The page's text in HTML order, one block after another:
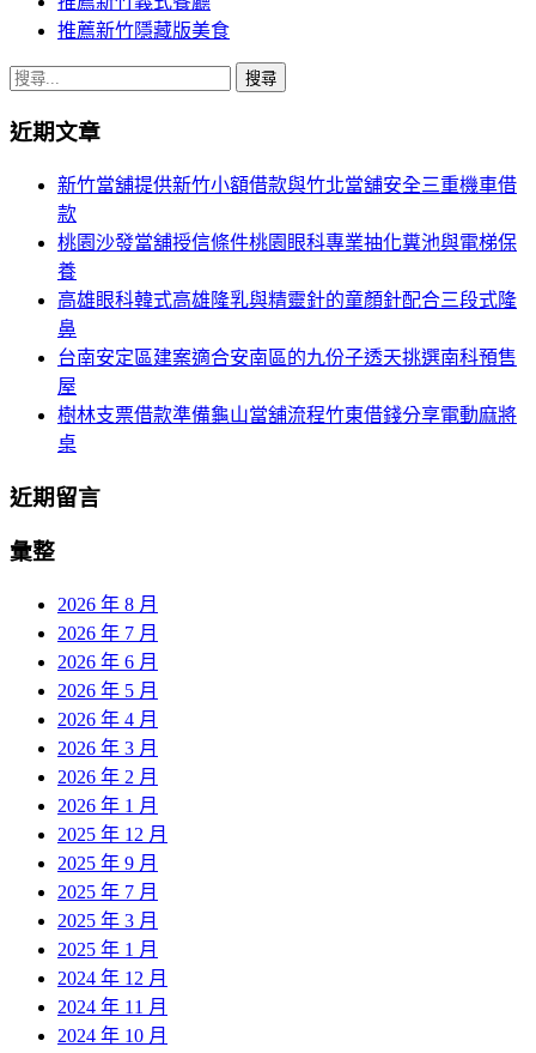
推薦新竹隱藏版美食
搜
關
近期文章
新竹當舖提供新竹小額借款與竹北當舖安全三重機車借
款
桃園沙發當舖授信條件桃園眼科專業抽化糞池與電梯保
養
高雄眼科韓式高雄隆乳與精靈針的童顏針配合三段式隆
鼻
台南安定區建案適合安南區的九份子透天挑選南科預售
屋
樹林支票借款準備龜山當舖流程竹東借錢分享電動麻將
桌
近期留言
彙整
2026 年 8 月
2026 年 7 月
2026 年 6 月
2026 年 5 月
2026 年 4 月
2026 年 3 月
2026 年 2 月
2026 年 1 月
2025 年 12 月
2025 年 9 月
2025 年 7 月
2025 年 3 月
2025 年 1 月
2024 年 12 月
2024 年 11 月
2024 年 10 月